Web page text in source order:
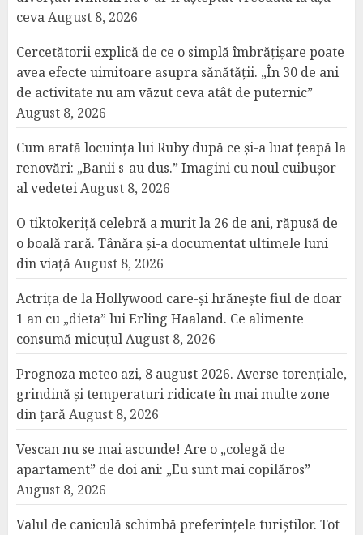
cevaAugust 8, 2026
Cercetătorii explică de ce o simplă îmbrățișare poate
avea efecte uimitoare asupra sănătății. „În 30 de ani
de activitate nu am văzut ceva atât de puternic”
August 8, 2026
Cum arată locuința lui Ruby după ce și-a luat țeapă la
renovări: „Banii s-au dus.” Imagini cu noul cuibușor
al vedeteiAugust 8, 2026
O tiktokeriță celebră a murit la 26 de ani, răpusă de
o boală rară. Tânăra și-a documentat ultimele luni
din viațăAugust 8, 2026
Actrița de la Hollywood care-și hrănește fiul de doar
1 an cu „dieta” lui Erling Haaland. Ce alimente
consumă micuțulAugust 8, 2026
Prognoza meteo azi, 8 august 2026. Averse torențiale,
grindină și temperaturi ridicate în mai multe zone
din țarăAugust 8, 2026
Vescan nu se mai ascunde! Are o „colegă de
apartament” de doi ani: „Eu sunt mai copilăros”
August 8, 2026
Valul de caniculă schimbă preferințele turiștilor. Tot